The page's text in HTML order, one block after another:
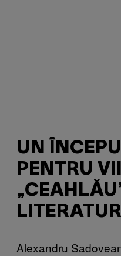
UN
PENTRU
Alexandru